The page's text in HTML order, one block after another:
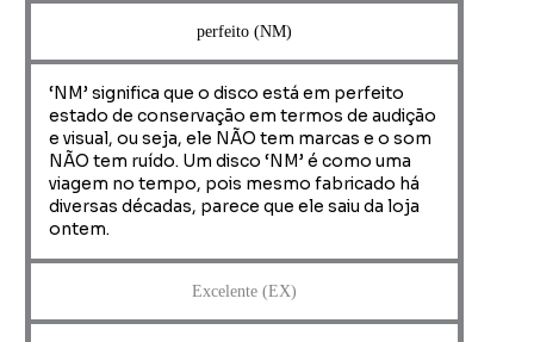
perfeito (NM)
‘NM’ significa que o disco está em perfeito
estado de conservação em termos de audição
e visual, ou seja, ele NÃO tem marcas e o som
NÃO tem ruído. Um disco ‘NM’ é como uma
viagem no tempo, pois mesmo fabricado há
diversas décadas, parece que ele saiu da loja
ontem.
Excelente (EX)